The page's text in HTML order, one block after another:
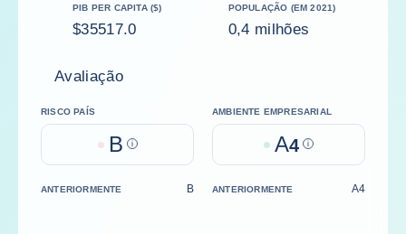
PIB PER CAPITA ($)
$35517.0
POPULAÇÃO (EM 2021)
0,4 milhões
Avaliação
RISCO PAÍS
B Help
AMBIENTE EMPRESARIAL
A4 Help
ANTERIORMENTE B ANTERIORMENTE A4